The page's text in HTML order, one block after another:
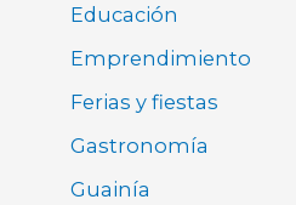
Educación
Emprendimiento
Ferias y fiestas
Gastronomía
Guainía